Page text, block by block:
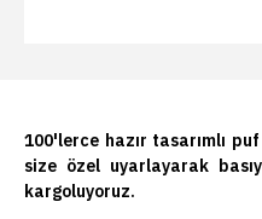
100'lerce hazır tasarımlı
size özel uyarlayarak
kargoluyoruz.